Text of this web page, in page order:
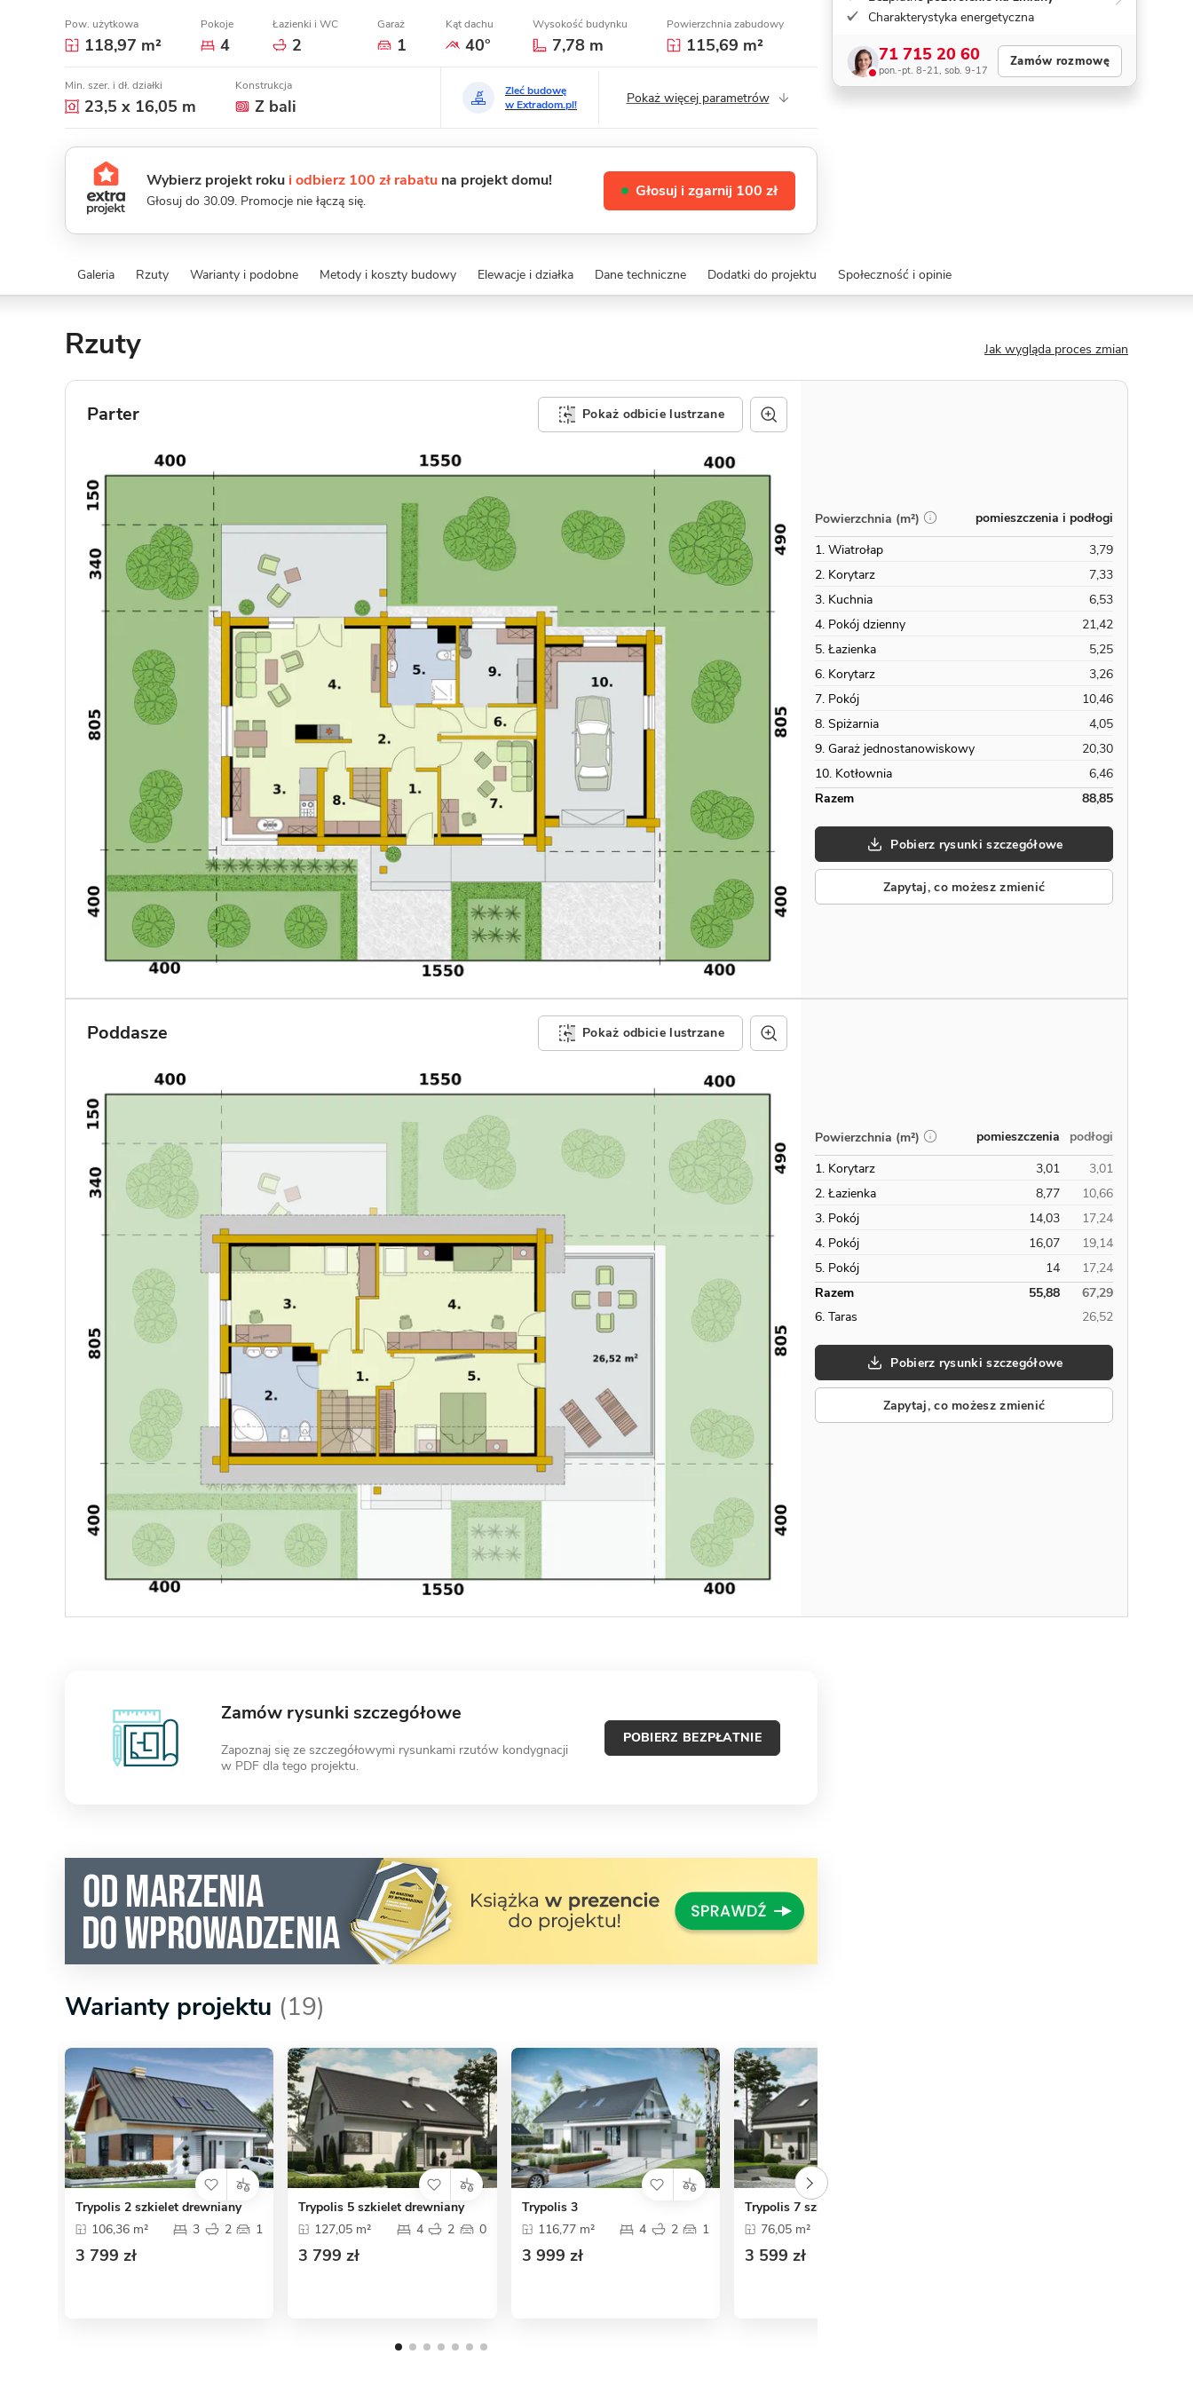
Pow. użytkowa
118,97 m²
Pokoje
4
Łazienki i WC
2
Garaż
1
Kąt dachu
40°
Wysokość budynku
7,78 m
Powierzchnia zabudowy
115,69 m²
Min. szer. i dł. działki
23,5 x 16,05 m
Konstrukcja
Z bali
Zleć budowę
w Extradom.pl!
Pokaż więcej parametrów
Wybierz projekt roku i odbierz 100 zł rabatu na projekt domu!
Głosuj do 30.09. Promocje nie łączą się.
Głosuj i zgarnij 100 zł
Charakterystyka energetyczna
71 715 20 60
pon.-pt. 8-21, sob. 9-17
Zamów rozmowę
Galeria Rzuty Warianty i podobne Metody i koszty budowy Elewacje i działka Dane techniczne Dodatki do projektu Społeczność i opinie
Rzuty Jak wygląda proces zmian
Parter Pokaż odbicie lustrzane
Powierzchnia (m²)
pomieszczenia i podłogi
1. Wiatrołap
3,79
2. Korytarz
7,33
3. Kuchnia
6,53
4. Pokój dzienny
21,42
5. Łazienka
5,25
6. Korytarz
3,26
7. Pokój
10,46
8. Spiżarnia
4,05
9. Garaż jednostanowiskowy
20,30
10. Kotłownia
6,46
Razem
88,85
Pobierz rysunki szczegółowe
Zapytaj, co możesz zmienić
Poddasze Pokaż odbicie lustrzane
Powierzchnia (m²) pomieszczenia
podłogi
1. Korytarz
3,01
3,01
2. Łazienka
8,77
10,66
3. Pokój
14,03
17,24
4. Pokój
16,07
19,14
5. Pokój
14
17,24
Razem
55,88
67,29
6. Taras
26,52
Pobierz rysunki szczegółowe
Zapytaj, co możesz zmienić
Zamów rysunki szczegółowe
Zapoznaj się ze szczegółowymi rysunkami rzutów kondygnacji
w PDF dla tego projektu.
POBIERZ BEZPŁATNIE
Warianty projektu (19)
Trypolis 2 szkielet drewniany
106,36 m²
3 2 1
3 799 zł
Trypolis 5 szkielet drewniany
127,05 m²
4 2 0
3 799 zł
Trypolis 3
116,77 m²
4 2 1
3 999 zł
Trypolis 7 szkielet drewniany
76,05 m²
3 599 zł